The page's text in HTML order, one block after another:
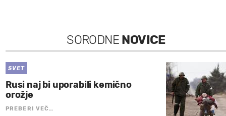
SORODNE NOVICE
SVET
Rusi naj bi uporabili kemično
orožje
PREBERI VEČ…